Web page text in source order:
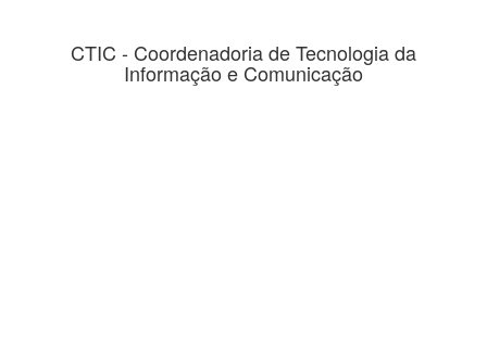
CTIC - Coordenadoria de Tecnologia da
Informação e Comunicação